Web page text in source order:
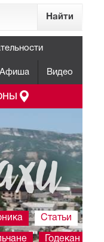
Афиша Видео
Статьи
Годекан